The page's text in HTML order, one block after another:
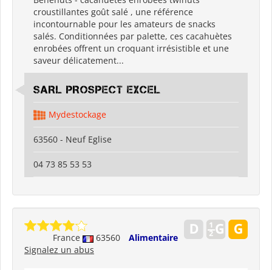
croustillantes goût salé , une référence
incontournable pour les amateurs de snacks
salés. Conditionnées par palette, ces cacahuètes
enrobées offrent un croquant irrésistible et une
saveur délicatement...
SARL PROSPECT EXCEL
Mydestockage
63560 - Neuf Eglise
04 73 85 53 53
France 63560
Alimentaire
Signalez un abus